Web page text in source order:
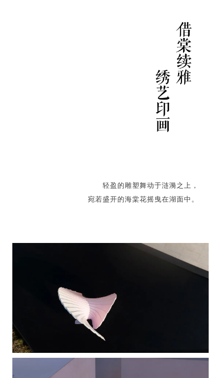
轻盈的雕塑舞动于涟漪之上，
宛若盛开的海棠花摇曳在湖面中。